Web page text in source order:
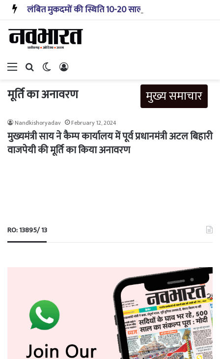
Menu Search forSwitch skin
मूर्ति का अनावरण मुख्य समाचार
Nandkishoryadav February 12, 2024
मुख्यमंत्री साय ने कैम्प कार्यालय में पूर्व प्रधानमंत्री अटल बिहारी
वाजपेयी की मूर्ति का किया अनावरण
RO: 13895/ 13